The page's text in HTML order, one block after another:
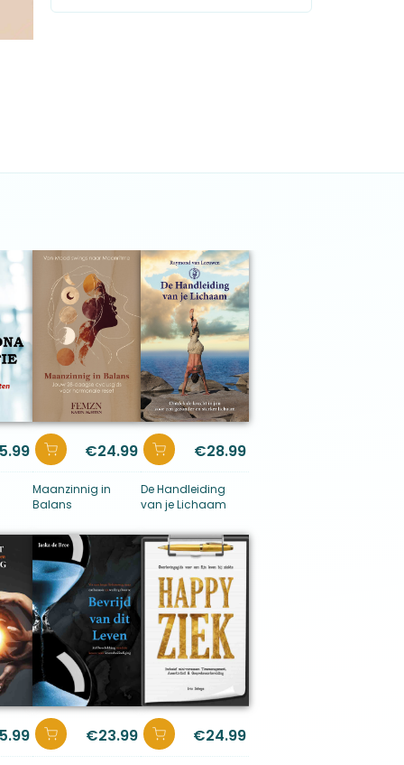
€24.99
Maanzinnig in
Balans
€28.99
De Handleiding
van je Lichaam
€23.99 €24.99